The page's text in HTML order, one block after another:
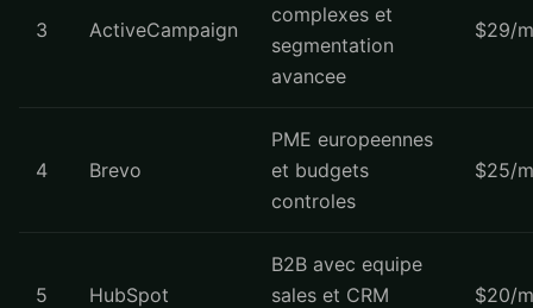
3 ActiveCampaign
complexes et
segmentation
avancee
$29/
4 Brevo
PME europeennes
et budgets
controles
$25/
5 HubSpot
B2B avec equipe
sales et CRM
$20/